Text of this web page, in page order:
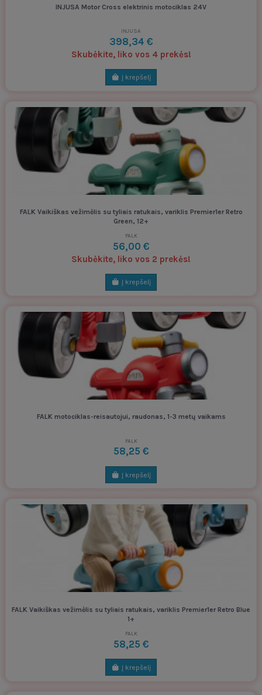
INJUSA Motor Cross elektrinis motociklas 24V
INJUSA
398,34 €
Skubėkite, liko vos 4 prekės!
Į krepšelį
FALK Vaikiškas vežimėlis su tyliais ratukais, variklis Premier1er Retro
Green, 12+
FALK
56,00 €
Skubėkite, liko vos 2 prekės!
Į krepšelį
FALK motociklas-reisautojui, raudonas, 1-3 metų vaikams
FALK
58,25 €
Į krepšelį
FALK Vaikiškas vežimėlis su tyliais ratukais, variklis Premier1er Retro Blue
1+
FALK
58,25 €
Į krepšelį